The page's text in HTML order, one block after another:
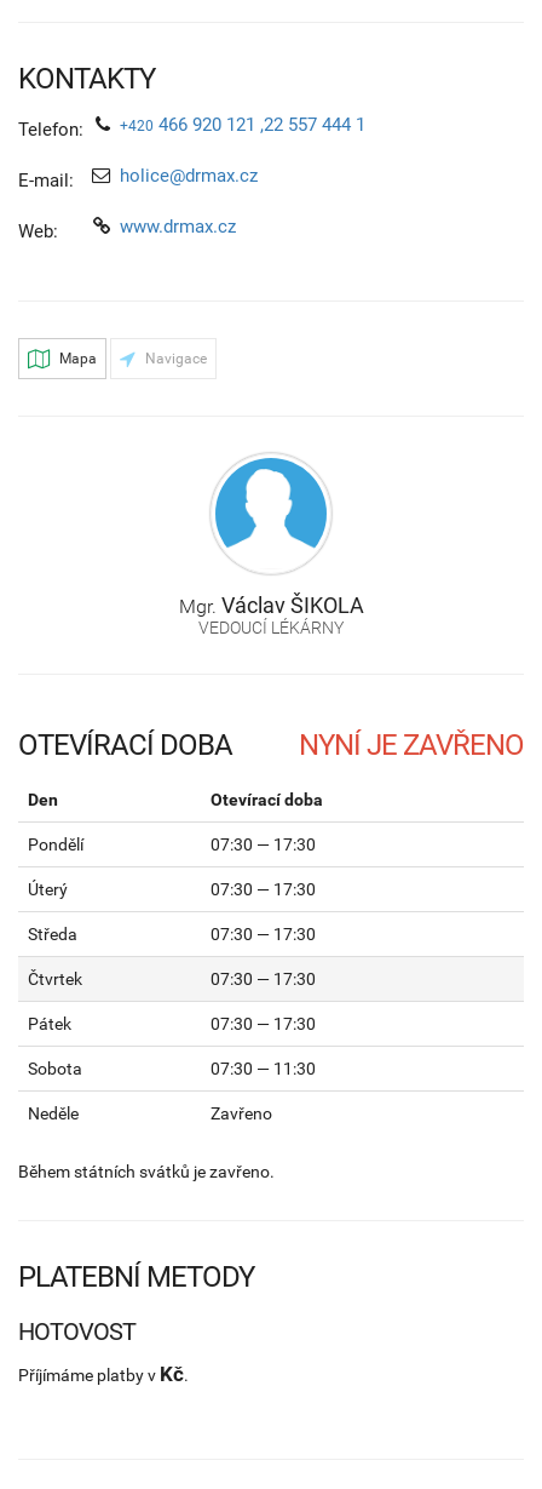
KONTAKTY
Telefon: +420 466 920 121 ,22 557 444 1
E-mail: holice@drmax.cz
Web: www.drmax.cz
Mapa Navigace
Mgr. VáclavŠIKOLA
VEDOUCÍ LÉKÁRNY
OTEVÍRACÍ DOBA
Den Otevírací doba
Pondělí 07:30 — 17:30
Úterý 07:30 — 17:30
Středa 07:30 — 17:30
Čtvrtek 07:30 — 17:30
Pátek 07:30 — 17:30
Sobota 07:30 — 11:30
Neděle Zavřeno
Během státních svátků je zavřeno.
PLATEBNÍ METODY
HOTOVOST
Příjímáme platby v Kč.